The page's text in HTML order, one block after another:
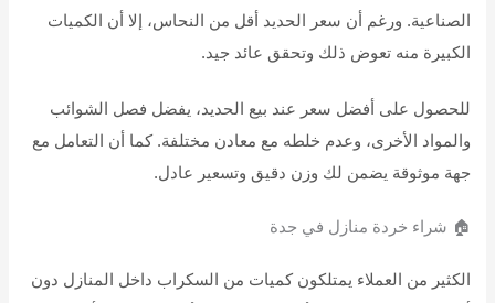
الصناعية. ورغم أن سعر الحديد أقل من النحاس، إلا أن الكميات
الكبيرة منه تعوض ذلك وتحقق عائد جيد.
للحصول على أفضل سعر عند بيع الحديد، يفضل فصل الشوائب
والمواد الأخرى، وعدم خلطه مع معادن مختلفة. كما أن التعامل مع
جهة موثوقة يضمن لك وزن دقيق وتسعير عادل.
🏠 شراء خردة منازل في جدة
الكثير من العملاء يمتلكون كميات من السكراب داخل المنازل دون